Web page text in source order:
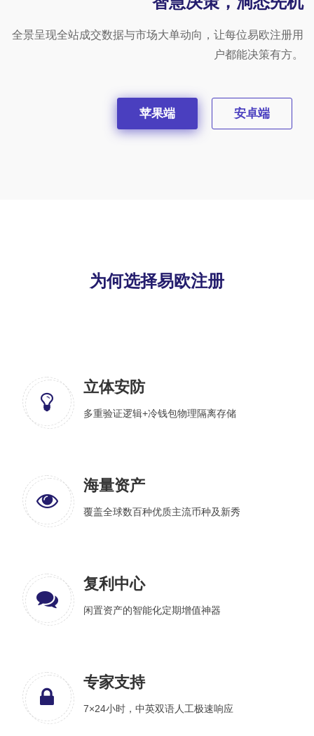
全景呈现全站成交数据与市场大单动向，让每位易欧注册用
户都能决策有方。
苹果端 安卓端
为何选择易欧注册
立体安防
多重验证逻辑+冷钱包物理隔离存储
海量资产
覆盖全球数百种优质主流币种及新秀
复利中心
闲置资产的智能化定期增值神器
专家支持
7×24小时，中英双语人工极速响应